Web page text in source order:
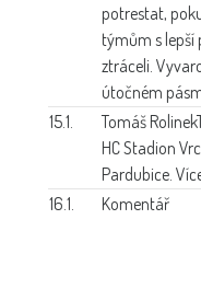
potrestat,
týmům s lepší
ztráceli.
útočném
15.1.
Tomáš Rolinek
HC Stadion
Pardubice.
16.1.
Komentář